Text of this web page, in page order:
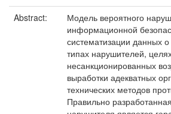
Abstract:
Модель вероятного
информационной
систематизации данных
типах нарушителей,
несанкционированных
выработки адекватных
технических методов
Правильно